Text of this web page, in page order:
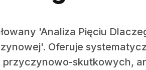
'Analiza Pięciu
Oferuje
przyczynowo-skutkowych,